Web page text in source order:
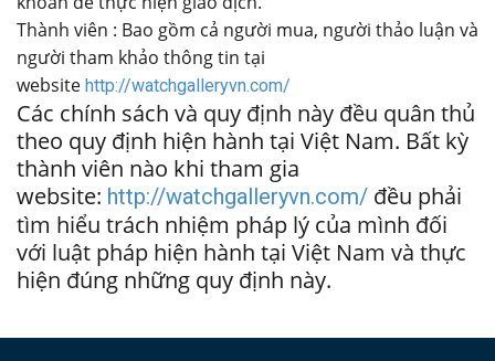
Thành viên : Bao gồm cả người mua, người thảo luận và
người tham khảo thông tin tại
website http://watchgalleryvn.com/
Các chính sách và quy định này đều quân thủ
theo quy định hiện hành tại Việt Nam. Bất kỳ
thành viên nào khi tham gia
website: http://watchgalleryvn.com/ đều phải
tìm hiểu trách nhiệm pháp lý của mình đối
với luật pháp hiện hành tại Việt Nam và thực
hiện đúng những quy định này.